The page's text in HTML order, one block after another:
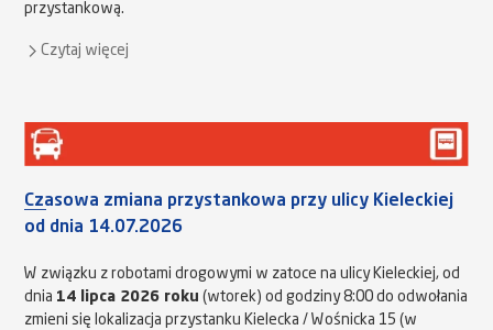
przystankową.
Czytaj więcej
Czasowa zmiana przystankowa przy ulicy Kieleckiej
od dnia 14.07.2026
W związku z robotami drogowymi w zatoce na ulicy Kieleckiej, od
dnia 14 lipca 2026 roku (wtorek) od godziny 8:00 do odwołania
zmieni się lokalizacja przystanku Kielecka / Wośnicka 15 (w